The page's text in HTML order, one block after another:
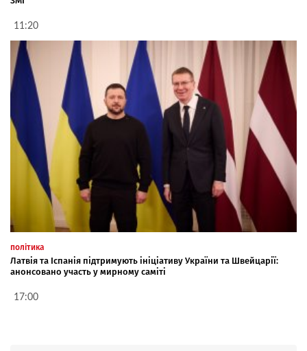
11:20
політика
Латвія та Іспанія підтримують ініціативу України та Швейцарії:
анонсовано участь у мирному саміті
17:00